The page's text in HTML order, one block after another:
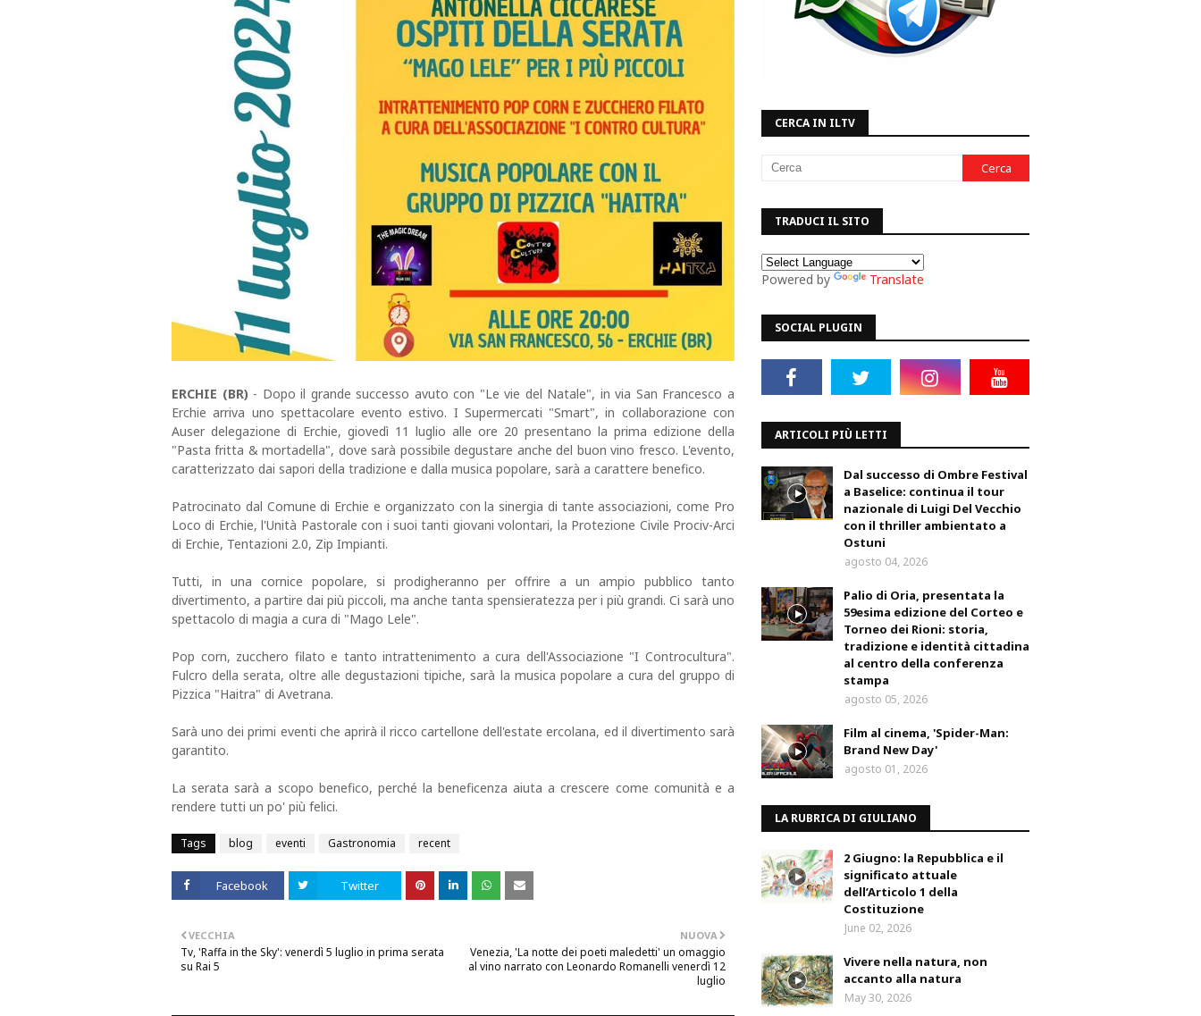
ERCHIE (BR) - Dopo il grande successo avuto con "Le vie del Natale", in via San Francesco a
Erchie arriva uno spettacolare evento estivo. I Supermercati "Smart", in collaborazione con
Auser delegazione di Erchie, giovedì 11 luglio alle ore 20 presentano la prima edizione della
"Pasta fritta & mortadella", dove sarà possibile degustare anche del buon vino fresco. L'evento,
caratterizzato dai sapori della tradizione e dalla musica popolare, sarà a carattere benefico.
Patrocinato dal Comune di Erchie e organizzato con la sinergia di tante associazioni, come Pro
Loco di Erchie, l'Unità Pastorale con i suoi tanti giovani volontari, la Protezione Civile Prociv-Arci
di Erchie, Tentazioni 2.0, Zip Impianti.
Tutti, in una cornice popolare, si prodigheranno per offrire a un ampio pubblico tanto
divertimento, a partire dai più piccoli, ma anche tanta spensieratezza per i più grandi. Ci sarà uno
spettacolo di magia a cura di "Mago Lele".
Pop corn, zucchero filato e tanto intrattenimento a cura dell'Associazione "I Controcultura".
Fulcro della serata, oltre alle degustazioni tipiche, sarà la musica popolare a cura del gruppo di
Pizzica "Haitra" di Avetrana.
Sarà uno dei primi eventi che aprirà il ricco cartellone dell'estate ercolana, ed il divertimento sarà
garantito.
La serata sarà a scopo benefico, perché la beneficenza aiuta a crescere come comunità e a
rendere tutti un po' più felici.
Tags blog eventi Gastronomia recent
Facebook Twitter
NUOVA
Venezia, 'La notte dei poeti maledetti' un omaggio
al vino narrato con Leonardo Romanelli venerdì 12
luglio
VECCHIA
Tv, 'Raffa in the Sky': venerdì 5 luglio in prima serata
su Rai 5
CERCA IN ILTV
TRADUCI IL SITO
Powered by Translate
SOCIAL PLUGIN
ARTICOLI PIÙ LETTI
Dal successo di Ombre Festival
a Baselice: continua il tour
nazionale di Luigi Del Vecchio
con il thriller ambientato a
Ostuni
agosto 04, 2026
Palio di Oria, presentata la
59esima edizione del Corteo e
Torneo dei Rioni: storia,
tradizione e identità cittadina
al centro della conferenza
stampa
agosto 05, 2026
Film al cinema, 'Spider-Man:
Brand New Day'
agosto 01, 2026
LA RUBRICA DI GIULIANO
2 Giugno: la Repubblica e il
significato attuale
dell’Articolo 1 della
Costituzione
June 02, 2026
Vivere nella natura, non
accanto alla natura
May 30, 2026